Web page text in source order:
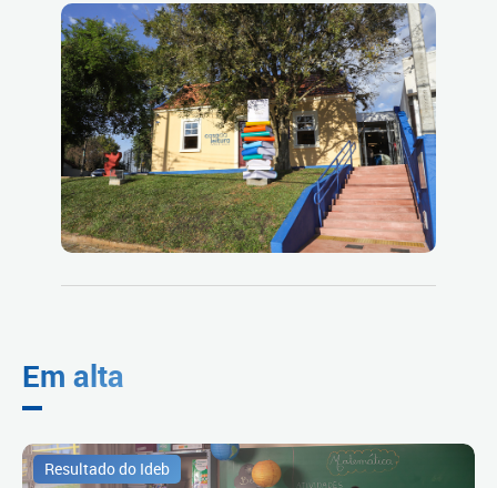
Em alta
Resultado do Ideb